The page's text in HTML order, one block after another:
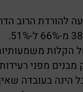
להורדת הרוב
הקלות
מבנים מפני
הינה בעובדה